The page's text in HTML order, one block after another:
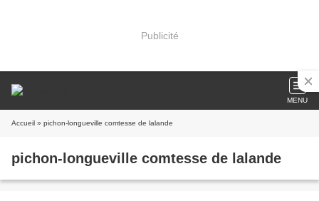
Publicité
MENU
Accueil » pichon-longueville comtesse de lalande
pichon-longueville comtesse de lalande